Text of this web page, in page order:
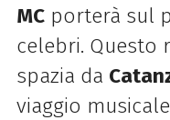
MCporterà sul
celebri. Questo
spazia da
viaggio